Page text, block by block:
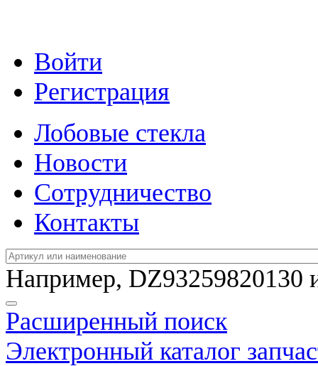
Войти
Регистрация
Лобовые стекла
Новости
Сотрудничество
Контакты
Например, DZ93259820130
Расширенный поиск
Электронный каталог